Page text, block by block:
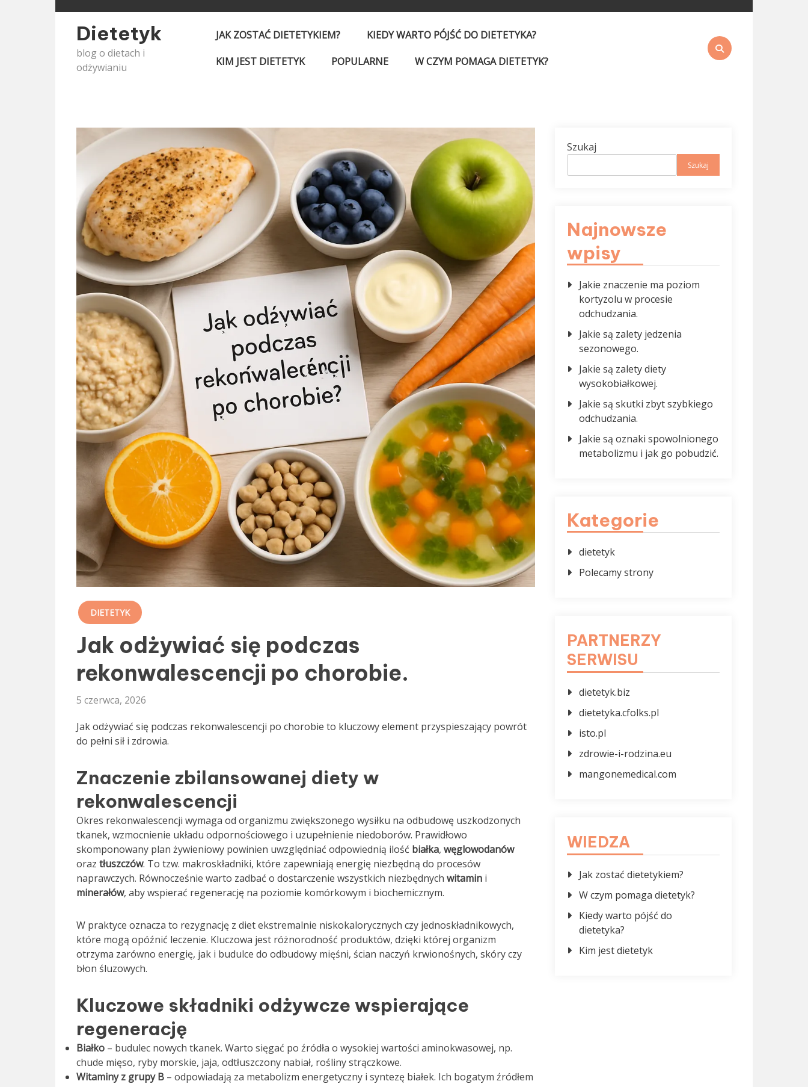
contentDietetyk
blog o dietach i
odżywianiu
JAK ZOSTAĆ DIETETYKIEM?
KIEDY WARTO PÓJŚĆ DO DIETETYKA?
KIM JEST DIETETYK
POPULARNE W CZYM POMAGA DIETETYK?
DIETETYK
Jak odżywiać się podczas
rekonwalescencji po chorobie.
5 czerwca, 2026
Jak odżywiać się podczas rekonwalescencji po chorobie to kluczowy element przyspieszający powrót
do pełni sił i zdrowia.
Znaczenie zbilansowanej diety w
rekonwalescencji
Okres rekonwalescencji wymaga od organizmu zwiększonego wysiłku na odbudowę uszkodzonych
tkanek, wzmocnienie układu odpornościowego i uzupełnienie niedoborów. Prawidłowo
skomponowany plan żywieniowy powinien uwzględniać odpowiednią ilość białka, węglowodanów
oraz tłuszczów. To tzw. makroskładniki, które zapewniają energię niezbędną do procesów
naprawczych. Równocześnie warto zadbać o dostarczenie wszystkich niezbędnych witamini
minerałów, aby wspierać regenerację na poziomie komórkowym i biochemicznym.
W praktyce oznacza to rezygnację z diet ekstremalnie niskokalorycznych czy jednoskładnikowych,
które mogą opóźnić leczenie. Kluczowa jest różnorodność produktów, dzięki której organizm
otrzyma zarówno energię, jak i budulce do odbudowy mięśni, ścian naczyń krwionośnych, skóry czy
błon śluzowych.
Kluczowe składniki odżywcze wspierające
regenerację
Białko– budulec nowych tkanek. Warto sięgać po źródła o wysokiej wartości aminokwasowej, np.
chude mięso, ryby morskie, jaja, odtłuszczony nabiał, rośliny strączkowe.
Witaminy z grupy B– odpowiadają za metabolizm energetyczny i syntezę białek. Ich bogatym źródłem
Szukaj
Szukaj
Najnowsze
wpisy
Jakie znaczenie ma poziom
kortyzolu w procesie
odchudzania.
Jakie są zalety jedzenia
sezonowego.
Jakie są zalety diety
wysokobiałkowej.
Jakie są skutki zbyt szybkiego
odchudzania.
Jakie są oznaki spowolnionego
metabolizmu i jak go pobudzić.
Kategorie
dietetyk
Polecamy strony
PARTNERZY
SERWISU
dietetyk.biz
dietetyka.cfolks.pl
isto.pl
zdrowie-i-rodzina.eu
mangonemedical.com
WIEDZA
Jak zostać dietetykiem?
W czym pomaga dietetyk?
Kiedy warto pójść do
dietetyka?
Kim jest dietetyk